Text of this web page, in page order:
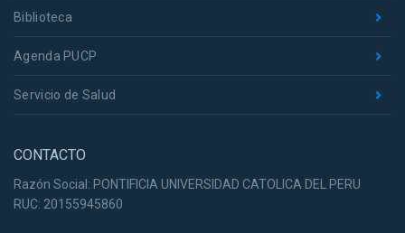
Biblioteca
Agenda PUCP
Servicio de Salud
CONTACTO
Razón Social: PONTIFICIA UNIVERSIDAD CATOLICA DEL PERU
RUC: 20155945860